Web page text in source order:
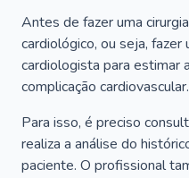
Antes de fazer uma
cardiológico, ou seja,
cardiologista para estimar
complicação cardiovascular.
Para isso, é preciso
realiza a análise do
paciente. O profissional